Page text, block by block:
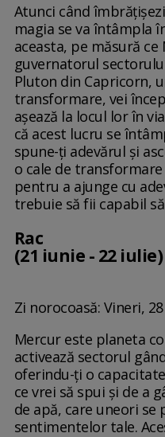
Atunci când
magia se va întâmpla
aceasta, pe măsură
guvernatorul
Pluton din Capricorn,
transformare, vei
așează la locul lor în
că acest lucru se
spune-ți adevărul și
o cale de
pentru a ajunge cu
trebuie să fii capabil
Rac
(21 iunie - 22 iulie)
Zi norocoasă: Vineri,
Mercur este planeta
activează sectorul
oferindu-ți o
ce vrei să spui și de a
de apă, care uneori
sentimentelor tale.